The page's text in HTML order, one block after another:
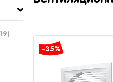
-35%